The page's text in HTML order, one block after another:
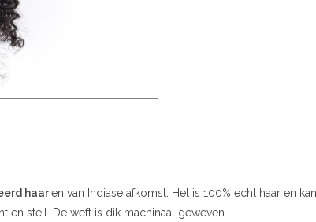
haaren van Indiase afkomst. Het is 100% echt haar en
en steil. De weft is dik machinaal geweven.